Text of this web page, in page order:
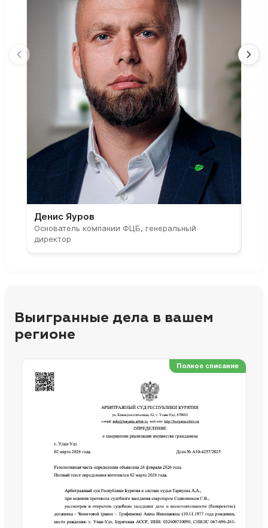
Денис Яуров
Основатель компании ФЦБ, генеральный
директор
Выигранные дела в вашем
регионе
Полное списание